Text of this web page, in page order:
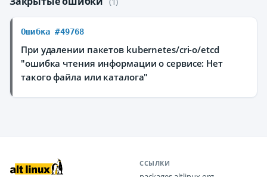
Ошибка #49768
При удалении пакетов kubernetes/cri-o/etcd
"ошибка чтения информации о сервисе: Нет
такого файла или каталога"
ССЫЛКИ